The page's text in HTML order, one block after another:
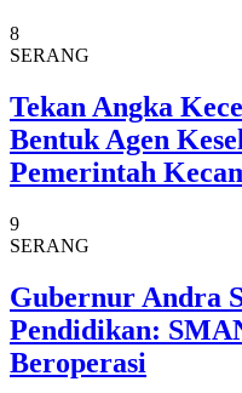
8
SERANG
Tekan Angka
Bentuk Agen
Pemerintah
9
SERANG
Gubernur Andra
Pendidikan:
Beroperasi